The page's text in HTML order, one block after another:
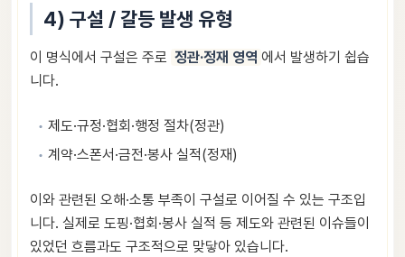
4) 구설 / 갈등 발생 유형
이 명식에서 구설은 주로 정관·정재 영역 에서 발생하기 쉽습
니다.
제도·규정·협회·행정 절차(정관)
계약·스폰서·금전·봉사 실적(정재)
이와 관련된 오해·소통 부족이 구설로 이어질 수 있는 구조입
니다. 실제로 도핑·협회·봉사 실적 등 제도와 관련된 이슈들이
있었던 흐름과도 구조적으로 맞닿아 있습니다.